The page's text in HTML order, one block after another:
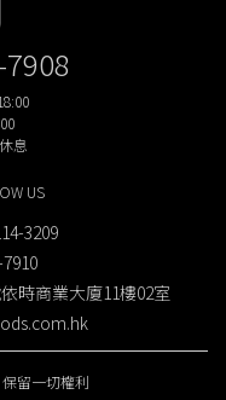
3209
時商業大廈11樓02室
留一切權利
息
US